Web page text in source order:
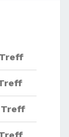
Treff